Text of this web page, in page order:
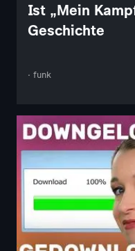
Ist „Mein
Geschichte
· funk